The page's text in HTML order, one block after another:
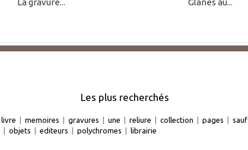
La gravure... Glanes au...
Les plus recherchés
livre | memoires | gravures | une | reliure | collection | pages | sauf
| objets | editeurs | polychromes | librairie